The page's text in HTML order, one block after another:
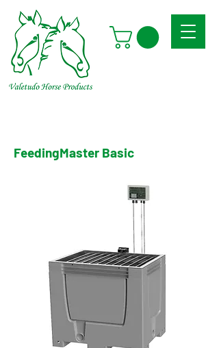
FeedingMaster Basic